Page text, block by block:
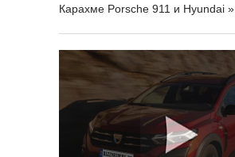
Карахме Porsche 911 и Hyundai »